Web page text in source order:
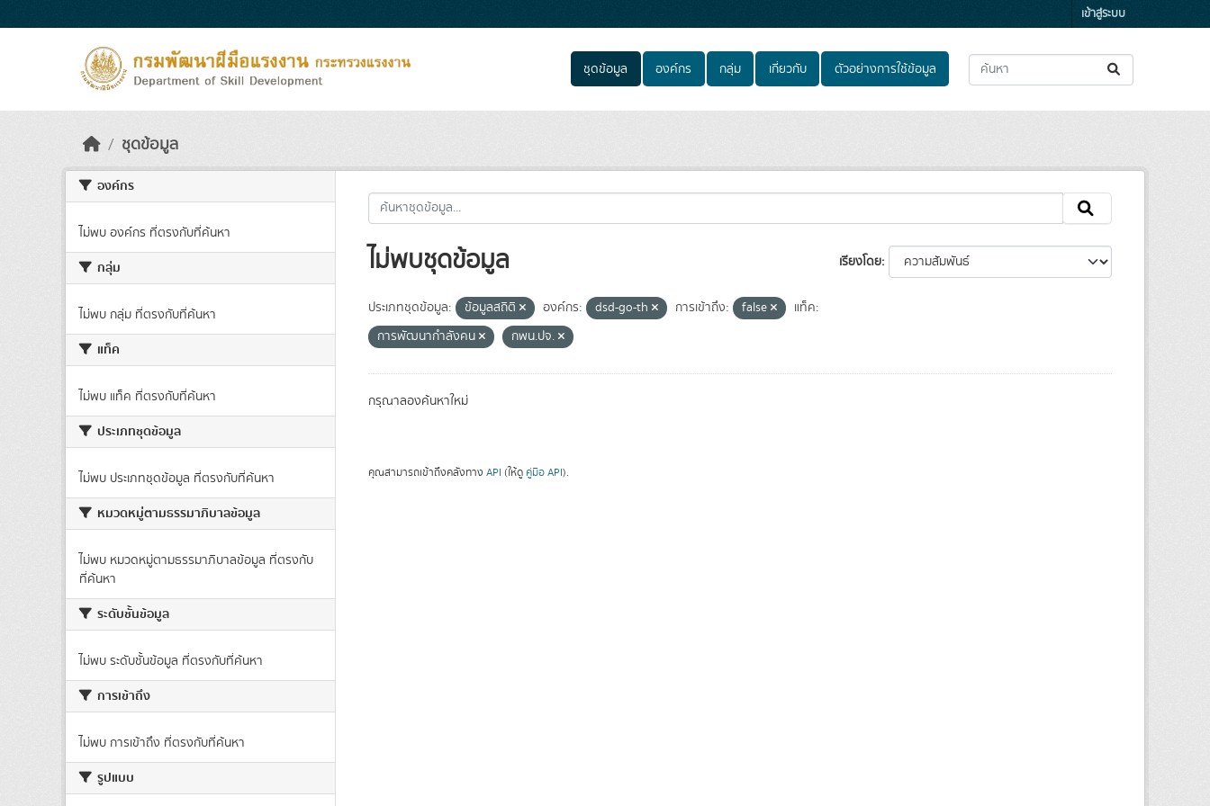
เข้าสู่ระบบ
ชุดข้อมูล องค์กร กลุ่ม เกี่ยวกับ ตัวอย่างการใช้ข้อมูล
ชุดข้อมูล
องค์กร
ไม่พบ องค์กร ที่ตรงกับที่ค้นหา
กลุ่ม
ไม่พบ กลุ่ม ที่ตรงกับที่ค้นหา
แท็ค
ไม่พบ แท็ค ที่ตรงกับที่ค้นหา
ประเภทชุดข้อมูล
ไม่พบ ประเภทชุดข้อมูล ที่ตรงกับที่ค้นหา
หมวดหมู่ตามธรรมาภิบาลข้อมูล
ไม่พบ หมวดหมู่ตามธรรมาภิบาลข้อมูล ที่ตรงกับ
ที่ค้นหา
ระดับชั้นข้อมูล
ไม่พบ ระดับชั้นข้อมูล ที่ตรงกับที่ค้นหา
การเข้าถึง
ไม่พบ การเข้าถึง ที่ตรงกับที่ค้นหา
รูปแบบ
เรียงโดย
ไม่พบชุดข้อมูล
ประเภทชุดข้อมูล: ข้อมูลสถิติ องค์กร: dsd-go-th การเข้าถึง: false
แท็ค:
การพัฒนากำลังคน
กพน.ปจ.
กรุณาลองค้นหาใหม่
คุณสามารถเข้าถึงคลังทาง API (ให้ดู คู่มือ API).